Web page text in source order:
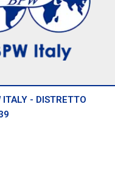
- DISTRETTO